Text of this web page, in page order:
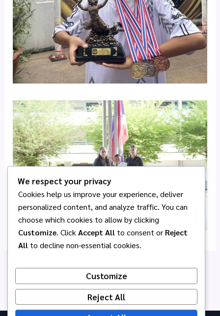
PREVIOUS NEXT
We respect your privacy
Cookies help us improve your experience, deliver
personalized content, and analyze traffic. You can
choose which cookies to allow by clicking
Customize. ClickAccept All to consent or Reject
All to decline non-essential cookies.
Customize
Reject All